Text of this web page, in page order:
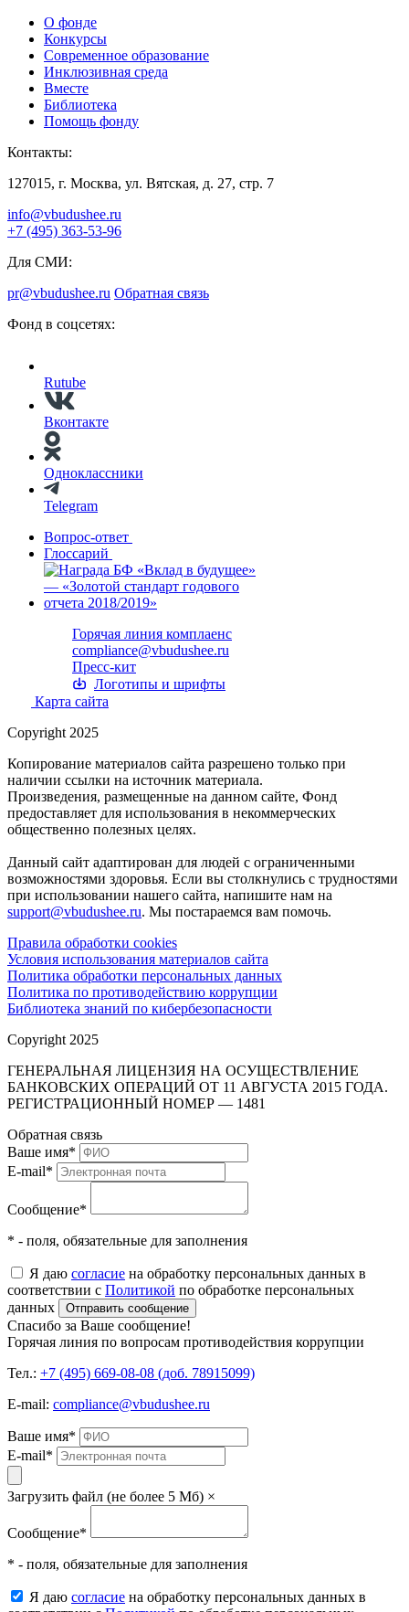
О фонде
Конкурсы
Современное образование
Инклюзивная среда
Вместе
Библиотека
Помощь фонду
Контакты:
127015, г. Москва, ул. Вятская, д. 27, стр. 7
info@vbudushee.ru
+7 (495) 363-53-96
Для СМИ:
pr@vbudushee.ru Обратная связь
Фонд в соцсетях:
Rutube
Вконтакте
Одноклассники
Telegram
Вопрос-ответ
Глоссарий
Горячая линия комплаенс
compliance@vbudushee.ru
Пресс-кит
Логотипы и шрифты
Карта сайта
Copyright 2025
Копирование материалов сайта разрешено только при
наличии ссылки на источник материала.
Произведения, размещенные на данном сайте, Фонд
предоставляет для использования в некоммерческих
общественно полезных целях.
Данный сайт адаптирован для людей с ограниченными
возможностями здоровья. Если вы столкнулись с трудностями
при использовании нашего сайта, напишите нам на
support@vbudushee.ru. Мы постараемся вам помочь.
Правила обработки cookies
Условия использования материалов сайта
Политика обработки персональных данных
Политика по противодействию коррупции
Библиотека знаний по кибербезопасности
Copyright 2025
ГЕНЕРАЛЬНАЯ ЛИЦЕНЗИЯ НА ОСУЩЕСТВЛЕНИЕ
БАНКОВСКИХ ОПЕРАЦИЙ ОТ 11 АВГУСТА 2015 ГОДА.
РЕГИСТРАЦИОННЫЙ НОМЕР — 1481
Обратная связь
Ваше имя*
E-mail*
Сообщение*
* - поля, обязательные для заполнения
Я даю согласие на обработку персональных данных в
соответствии с Политикой по обработке персональных
данных
Отправить сообщение
Спасибо за Ваше сообщение!
Горячая линия по вопросам противодействия коррупции
Тел.: +7 (495) 669-08-08 (доб. 78915099)
E-mail: compliance@vbudushee.ru
Ваше имя*
E-mail*
Загрузить файл (не более 5 Мб) ×
Сообщение*
* - поля, обязательные для заполнения
Я даю согласие на обработку персональных данных в